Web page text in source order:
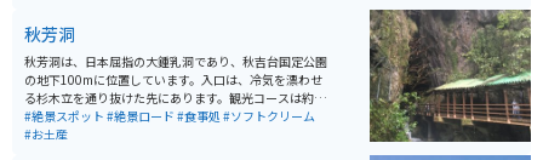
地を形成しました。
秋芳洞
秋芳洞は、日本屈指の大鍾乳洞であり、秋吉台国定公園
の地下100mに位置しています。入口は、冷気を漂わせ
る杉木立を通り抜けた先にあります。観光コースは約1k
m、四季を通じて温度が17℃で一定しており、快適に観
光することができます。洞内には不思議な自然の造形美
#絶景スポット #絶景ロード #食事処 #ソフトクリーム
#お土産